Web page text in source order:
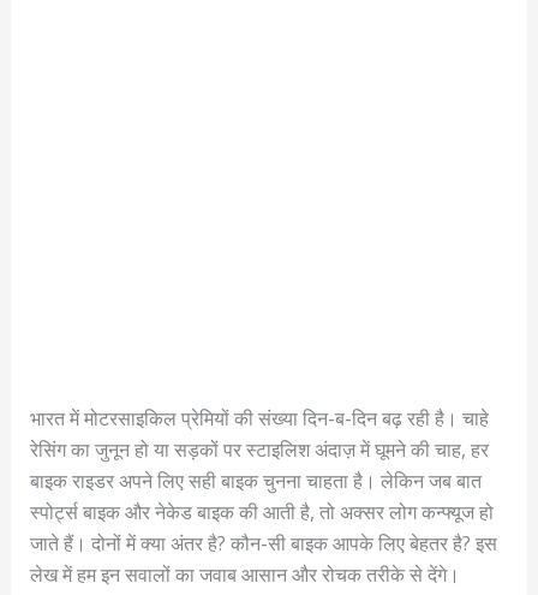
भारत में मोटरसाइकिल प्रेमियों की संख्या दिन-ब-दिन बढ़ रही है। चाहे
रेसिंग का जुनून हो या सड़कों पर स्टाइलिश अंदाज़ में घूमने की चाह, हर
बाइक राइडर अपने लिए सही बाइक चुनना चाहता है। लेकिन जब बात
स्पोर्ट्स बाइक और नेकेड बाइक की आती है, तो अक्सर लोग कन्फ्यूज हो
जाते हैं। दोनों में क्या अंतर है? कौन-सी बाइक आपके लिए बेहतर है? इस
लेख में हम इन सवालों का जवाब आसान और रोचक तरीके से देंगे।